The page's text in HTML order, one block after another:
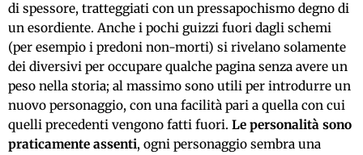
di spessore, tratteggiati con un pressapochismo degno di
un esordiente. Anche i pochi guizzi fuori dagli schemi
(per esempio i predoni non-morti) si rivelano solamente
dei diversivi per occupare qualche pagina senza avere un
peso nella storia; al massimo sono utili per introdurre un
nuovo personaggio, con una facilità pari a quella con cui
quelli precedenti vengono fatti fuori. Le personalità sono
praticamente assenti, ogni personaggio sembra una